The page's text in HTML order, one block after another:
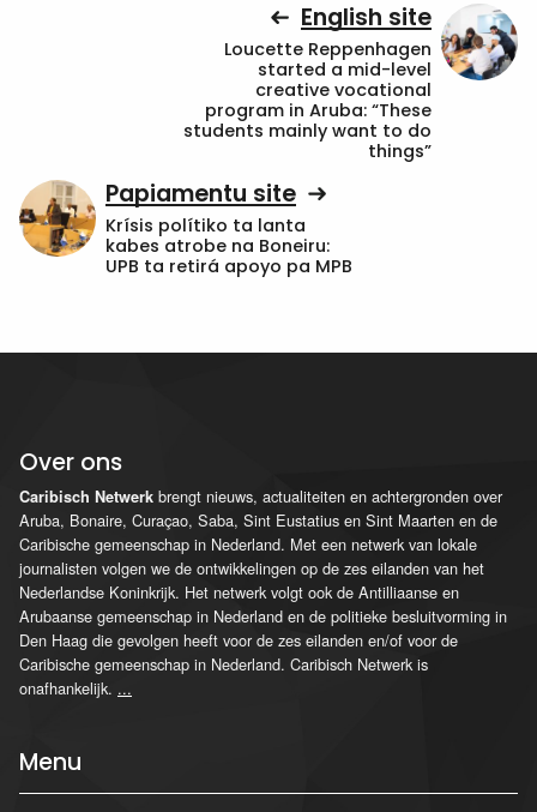
English site
Loucette Reppenhagen
started a mid-level
creative vocational
program in Aruba: “These
students mainly want to do
things”
Papiamentu site
Krísis polítiko ta lanta
kabes atrobe na Boneiru:
UPB ta retirá apoyo pa MPB
Over ons
Caribisch Netwerk brengt nieuws, actualiteiten en achtergronden over
Aruba, Bonaire, Curaçao, Saba, Sint Eustatius en Sint Maarten en de
Caribische gemeenschap in Nederland. Met een netwerk van lokale
journalisten volgen we de ontwikkelingen op de zes eilanden van het
Nederlandse Koninkrijk. Het netwerk volgt ook de Antilliaanse en
Arubaanse gemeenschap in Nederland en de politieke besluitvorming in
Den Haag die gevolgen heeft voor de zes eilanden en/of voor de
Caribische gemeenschap in Nederland. Caribisch Netwerk is
onafhankelijk. ...
Menu